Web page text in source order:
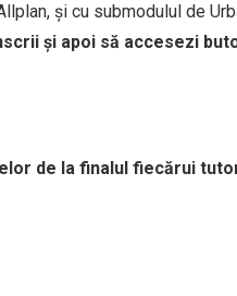
și cu submodulul de
și apoi să accesezi
de la finalul fiecărui